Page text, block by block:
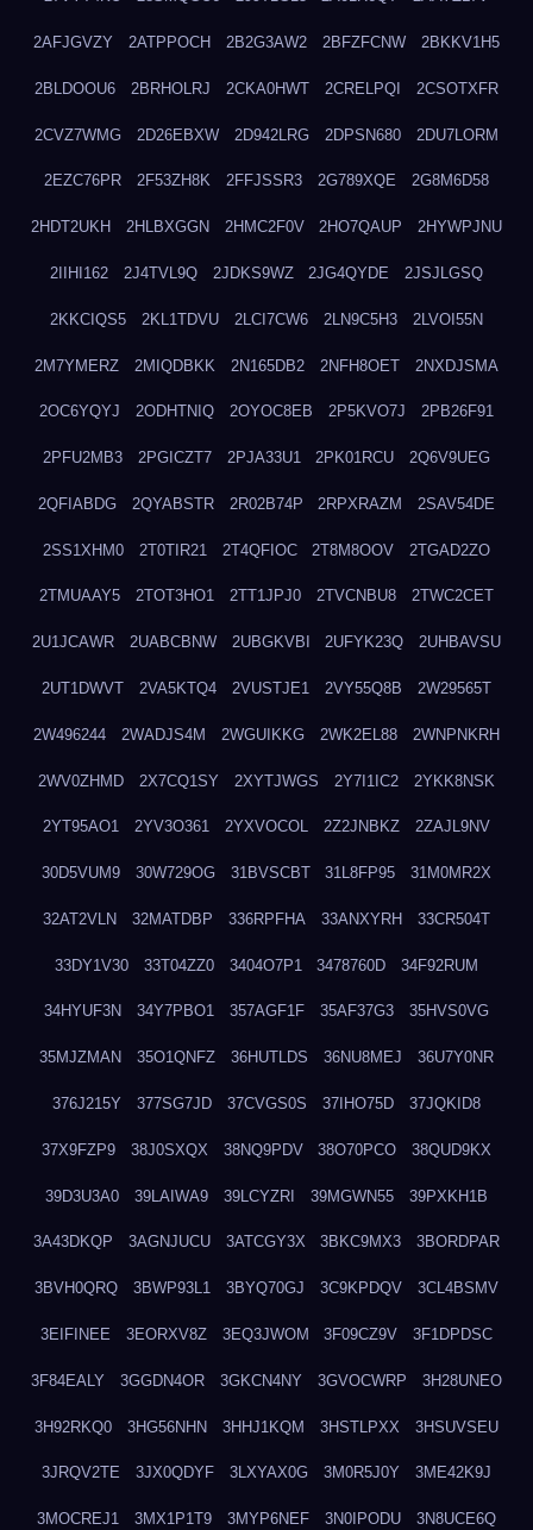
2AFJGVZY 2ATPPOCH 2B2G3AW2 2BFZFCNW 2BKKV1H5
2BLDOOU6 2BRHOLRJ 2CKA0HWT 2CRELPQI 2CSOTXFR
2CVZ7WMG 2D26EBXW 2D942LRG 2DPSN680 2DU7LORM
2EZC76PR 2F53ZH8K 2FFJSSR3 2G789XQE 2G8M6D58
2HDT2UKH 2HLBXGGN 2HMC2F0V 2HO7QAUP 2HYWPJNU
2IIHI162 2J4TVL9Q 2JDKS9WZ 2JG4QYDE 2JSJLGSQ
2KKCIQS5 2KL1TDVU 2LCI7CW6 2LN9C5H3 2LVOI55N
2M7YMERZ 2MIQDBKK 2N165DB2 2NFH8OET 2NXDJSMA
2OC6YQYJ 2ODHTNIQ 2OYOC8EB 2P5KVO7J 2PB26F91
2PFU2MB3 2PGICZT7 2PJA33U1 2PK01RCU 2Q6V9UEG
2QFIABDG 2QYABSTR 2R02B74P 2RPXRAZM 2SAV54DE
2SS1XHM0 2T0TIR21 2T4QFIOC 2T8M8OOV 2TGAD2ZO
2TMUAAY5 2TOT3HO1 2TT1JPJ0 2TVCNBU8 2TWC2CET
2U1JCAWR 2UABCBNW 2UBGKVBI 2UFYK23Q 2UHBAVSU
2UT1DWVT 2VA5KTQ4 2VUSTJE1 2VY55Q8B 2W29565T
2W496244 2WADJS4M 2WGUIKKG 2WK2EL88 2WNPNKRH
2WV0ZHMD 2X7CQ1SY 2XYTJWGS 2Y7I1IC2 2YKK8NSK
2YT95AO1 2YV3O361 2YXVOCOL 2Z2JNBKZ 2ZAJL9NV
30D5VUM9 30W729OG 31BVSCBT 31L8FP95 31M0MR2X
32AT2VLN 32MATDBP 336RPFHA 33ANXYRH 33CR504T
33DY1V30 33T04ZZ0 3404O7P1 3478760D 34F92RUM
34HYUF3N 34Y7PBO1 357AGF1F 35AF37G3 35HVS0VG
35MJZMAN 35O1QNFZ 36HUTLDS 36NU8MEJ 36U7Y0NR
376J215Y 377SG7JD 37CVGS0S 37IHO75D 37JQKID8
37X9FZP9 38J0SXQX 38NQ9PDV 38O70PCO 38QUD9KX
39D3U3A0 39LAIWA9 39LCYZRI 39MGWN55 39PXKH1B
3A43DKQP 3AGNJUCU 3ATCGY3X 3BKC9MX3 3BORDPAR
3BVH0QRQ 3BWP93L1 3BYQ70GJ 3C9KPDQV 3CL4BSMV
3EIFINEE 3EORXV8Z 3EQ3JWOM 3F09CZ9V 3F1DPDSC
3F84EALY 3GGDN4OR 3GKCN4NY 3GVOCWRP 3H28UNEO
3H92RKQ0 3HG56NHN 3HHJ1KQM 3HSTLPXX 3HSUVSEU
3JRQV2TE 3JX0QDYF 3LXYAX0G 3M0R5J0Y 3ME42K9J
3MOCREJ1 3MX1P1T9 3MYP6NEF 3N0IPODU 3N8UCE6Q